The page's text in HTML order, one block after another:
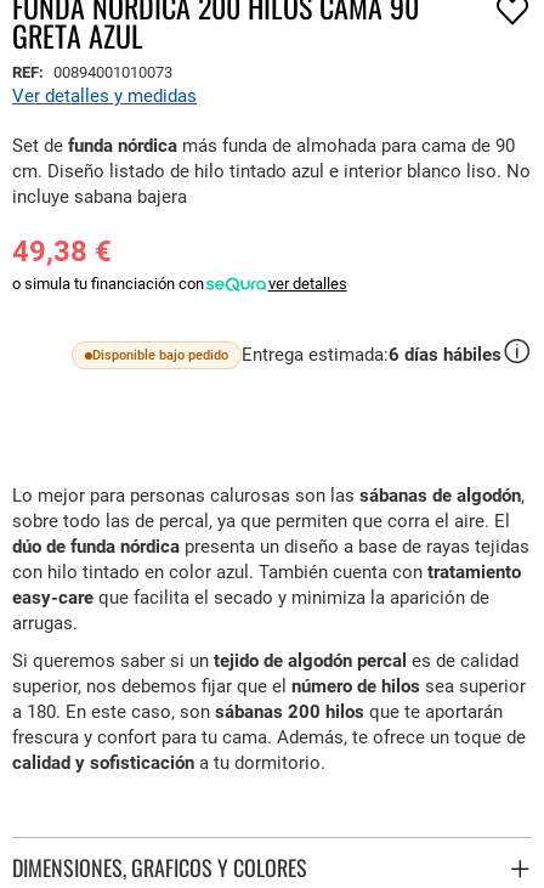
galería
de
GRETA AZUL
Ver detalles y medidas
REF: 00894001010073
Set de funda nórdica más funda de almohada para cama de 90
cm. Diseño listado de hilo tintado azul e interior blanco liso. No
incluye sabana bajera
49,38 €
o simula tu financiación con ver detalles
Disponible bajo pedido Entrega estimada:6 días hábiles
Lo mejor para personas calurosas son las sábanas de algodón,
sobre todo las de percal, ya que permiten que corra el aire. El
dúo de funda nórdica presenta un diseño a base de rayas tejidas
con hilo tintado en color azul. También cuenta con tratamiento
easy-care que facilita el secado y minimiza la aparición de
arrugas.
Si queremos saber si un tejido de algodón percal es de calidad
superior, nos debemos fijar que el número de hilos sea superior
a 180. En este caso, son sábanas 200 hilos que te aportarán
frescura y confort para tu cama. Además, te ofrece un toque de
calidad y sofisticación a tu dormitorio.
DIMENSIONES, GRAFICOS Y COLORES